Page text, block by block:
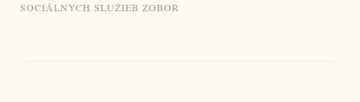
SOCIÁLNYCH SLUŽIEB ZOBOR